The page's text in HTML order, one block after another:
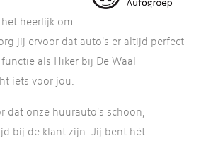
heerlijk om
jij ervoor dat auto's er altijd perfect
als Hiker bij De Waal
iets voor jou.
dat onze huurauto's schoon,
bij de klant zijn. Jij bent hét